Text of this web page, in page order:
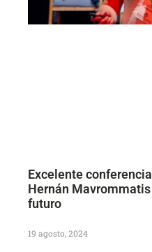
Excelente
Hernán
futuro
19 agosto, 2024